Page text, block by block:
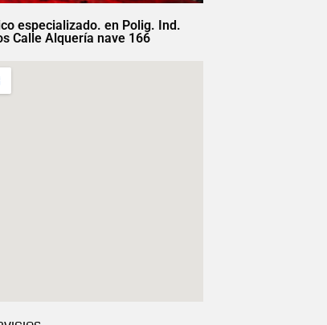
especializado. en Polig. Ind.
Calle Alquería nave 166